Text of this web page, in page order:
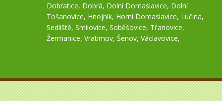
Dobratice, Dobrá, Dolní Domaslavice, Dolní
Tošanovice, Hnojník, Horní Domaslavice, Lučina,
Sedliště, Smilovice, Soběšovice, Třanovice,
Žermanice, Vratimov, Šenov, Václavovice,